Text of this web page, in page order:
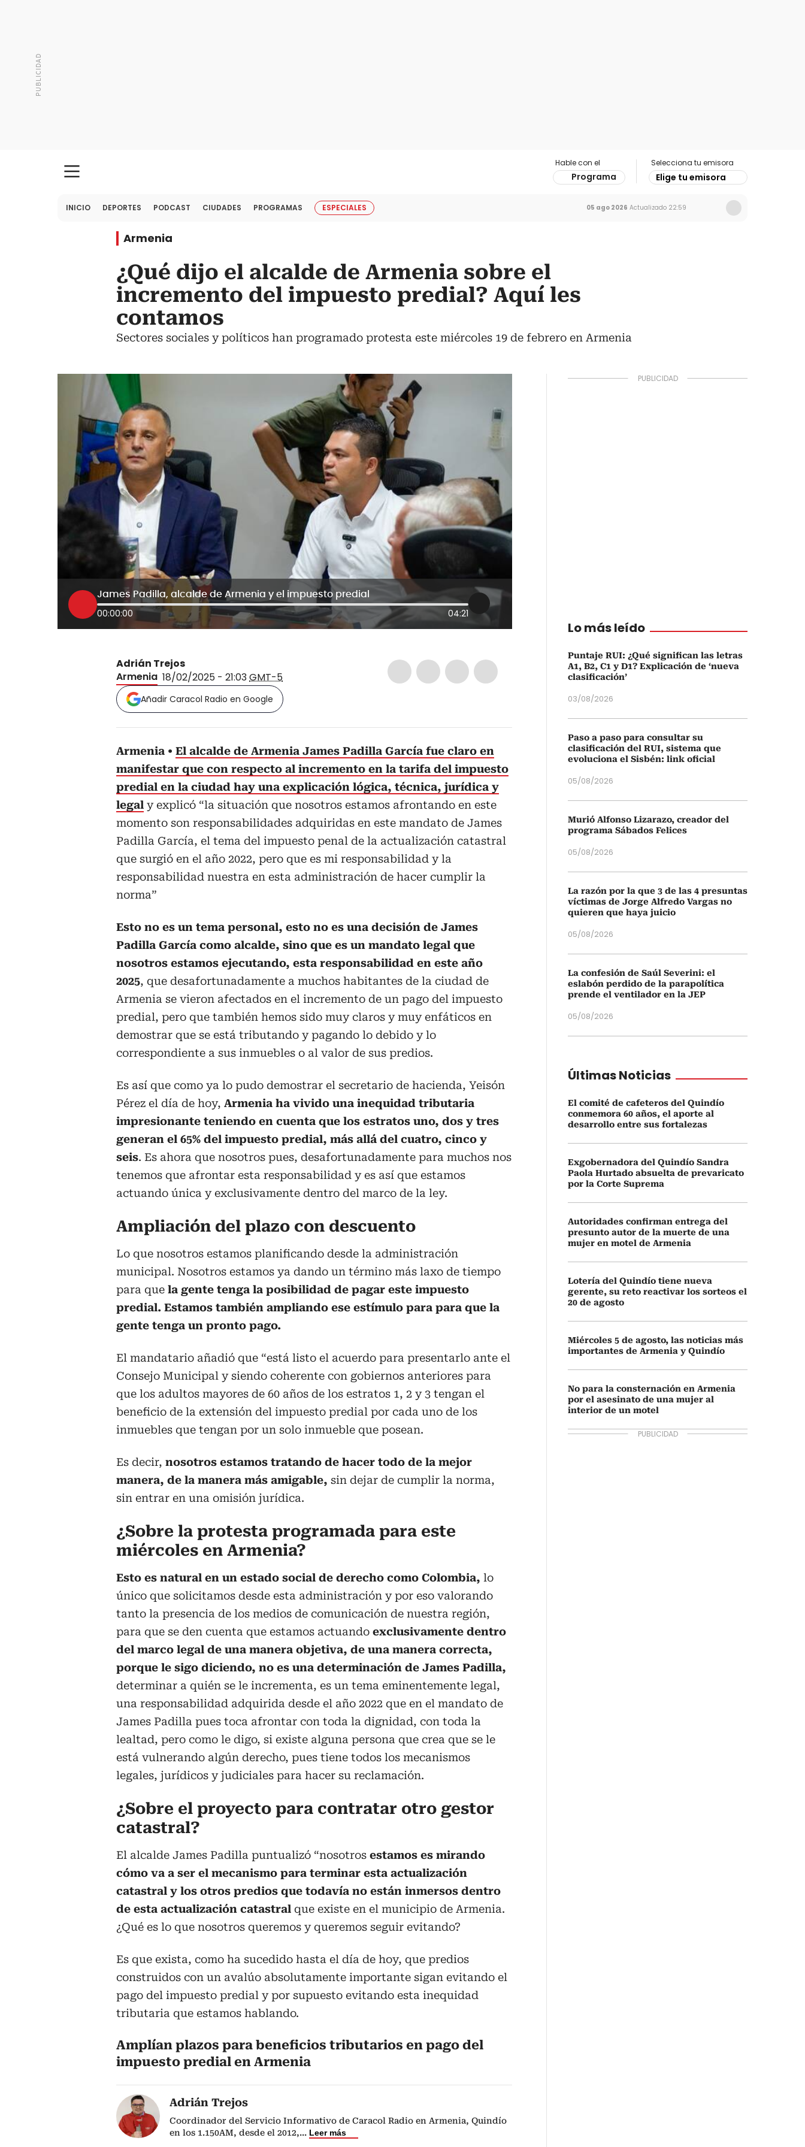
Hable con el
Programa
Selecciona tu emisora
Elige tu emisora
INICIO DEPORTES PODCAST CIUDADES PROGRAMAS ESPECIALES 05 ago 2026 Actualizado 22:59
Armenia
¿Qué dijo el alcalde de Armenia sobre el
incremento del impuesto predial? Aquí les
contamos
Sectores sociales y políticos han programado protesta este miércoles 19 de febrero en Armenia
James Padilla, alcalde de Armenia y el impuesto predial
00:00:00 04:21
Adrián Trejos
Armenia 18/02/2025 - 21:03GMT-5
Añadir Caracol Radio en Google
Armenia
El alcalde de Armenia James Padilla García fue claro en
manifestar que con respecto al incremento en la tarifa del impuesto
predial en la ciudad hay una explicación lógica, técnica, jurídica y
legal y explicó “la situación que nosotros estamos afrontando en este
momento son responsabilidades adquiridas en este mandato de James
Padilla García, el tema del impuesto penal de la actualización catastral
que surgió en el año 2022, pero que es mi responsabilidad y la
responsabilidad nuestra en esta administración de hacer cumplir la
norma”
Esto no es un tema personal, esto no es una decisión de James
Padilla García como alcalde, sino que es un mandato legal que
nosotros estamos ejecutando, esta responsabilidad en este año
2025, que desafortunadamente a muchos habitantes de la ciudad de
Armenia se vieron afectados en el incremento de un pago del impuesto
predial, pero que también hemos sido muy claros y muy enfáticos en
demostrar que se está tributando y pagando lo debido y lo
correspondiente a sus inmuebles o al valor de sus predios.
Es así que como ya lo pudo demostrar el secretario de hacienda, Yeisón
Pérez el día de hoy, Armenia ha vivido una inequidad tributaria
impresionante teniendo en cuenta que los estratos uno, dos y tres
generan el 65% del impuesto predial, más allá del cuatro, cinco y
seis. Es ahora que nosotros pues, desafortunadamente para muchos nos
tenemos que afrontar esta responsabilidad y es así que estamos
actuando única y exclusivamente dentro del marco de la ley.
Ampliación del plazo con descuento
Lo que nosotros estamos planificando desde la administración
municipal. Nosotros estamos ya dando un término más laxo de tiempo
para que la gente tenga la posibilidad de pagar este impuesto
predial. Estamos también ampliando ese estímulo para para que la
gente tenga un pronto pago.
El mandatario añadió que “está listo el acuerdo para presentarlo ante el
Consejo Municipal y siendo coherente con gobiernos anteriores para
que los adultos mayores de 60 años de los estratos 1, 2 y 3 tengan el
beneficio de la extensión del impuesto predial por cada uno de los
inmuebles que tengan por un solo inmueble que posean.
Es decir, nosotros estamos tratando de hacer todo de la mejor
manera, de la manera más amigable, sin dejar de cumplir la norma,
sin entrar en una omisión jurídica.
¿Sobre la protesta programada para este
miércoles en Armenia?
Esto es natural en un estado social de derecho como Colombia, lo
único que solicitamos desde esta administración y por eso valorando
tanto la presencia de los medios de comunicación de nuestra región,
para que se den cuenta que estamos actuando exclusivamente dentro
del marco legal de una manera objetiva, de una manera correcta,
porque le sigo diciendo, no es una determinación de James Padilla,
determinar a quién se le incrementa, es un tema eminentemente legal,
una responsabilidad adquirida desde el año 2022 que en el mandato de
James Padilla pues toca afrontar con toda la dignidad, con toda la
lealtad, pero como le digo, si existe alguna persona que crea que se le
está vulnerando algún derecho, pues tiene todos los mecanismos
legales, jurídicos y judiciales para hacer su reclamación.
¿Sobre el proyecto para contratar otro gestor
catastral?
El alcalde James Padilla puntualizó “nosotros estamos es mirando
cómo va a ser el mecanismo para terminar esta actualización
catastral y los otros predios que todavía no están inmersos dentro
de esta actualización catastral que existe en el municipio de Armenia.
¿Qué es lo que nosotros queremos y queremos seguir evitando?
Es que exista, como ha sucedido hasta el día de hoy, que predios
construidos con un avalúo absolutamente importante sigan evitando el
pago del impuesto predial y por supuesto evitando esta inequidad
tributaria que estamos hablando.
Amplían plazos para beneficios tributarios en pago del
impuesto predial en Armenia
Adrián Trejos
Coordinador del Servicio Informativo de Caracol Radio en Armenia, Quindío
en los 1.150AM, desde el 2012,... Leer más
Lo más leído
Puntaje RUI: ¿Qué significan las letras
A1, B2, C1 y D1? Explicación de ‘nueva
clasificación’
03/08/2026
Paso a paso para consultar su
clasificación del RUI, sistema que
evoluciona el Sisbén: link oficial
05/08/2026
Murió Alfonso Lizarazo, creador del
programa Sábados Felices
05/08/2026
La razón por la que 3 de las 4 presuntas
víctimas de Jorge Alfredo Vargas no
quieren que haya juicio
05/08/2026
La confesión de Saúl Severini: el
eslabón perdido de la parapolítica
prende el ventilador en la JEP
05/08/2026
Últimas Noticias
El comité de cafeteros del Quindío
conmemora 60 años, el aporte al
desarrollo entre sus fortalezas
Exgobernadora del Quindío Sandra
Paola Hurtado absuelta de prevaricato
por la Corte Suprema
Autoridades confirman entrega del
presunto autor de la muerte de una
mujer en motel de Armenia
Lotería del Quindío tiene nueva
gerente, su reto reactivar los sorteos el
20 de agosto
Miércoles 5 de agosto, las noticias más
importantes de Armenia y Quindío
No para la consternación en Armenia
por el asesinato de una mujer al
interior de un motel